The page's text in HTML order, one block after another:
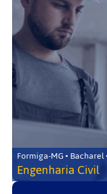
Formiga-MG •
Engenharia Civil